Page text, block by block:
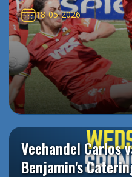
18-05-2026
Veehandel Carlos
Benjamin's